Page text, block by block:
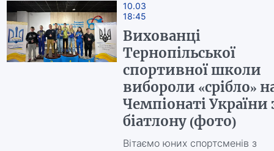
10.03
18:45
Вихованці
Тернопільської
спортивної школи
вибороли «срібло»
Чемпіонаті України
біатлону (фото)
Вітаємо юних спортсменів з